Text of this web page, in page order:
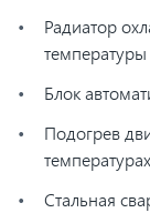
Радиатор
Блок
Подогрев
Стальная